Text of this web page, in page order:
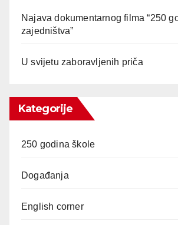
Najava dokumentarnog filma “250
zajedništva”
U svijetu zaboravljenih priča
Kategorije
250 godina škole
Događanja
English corner